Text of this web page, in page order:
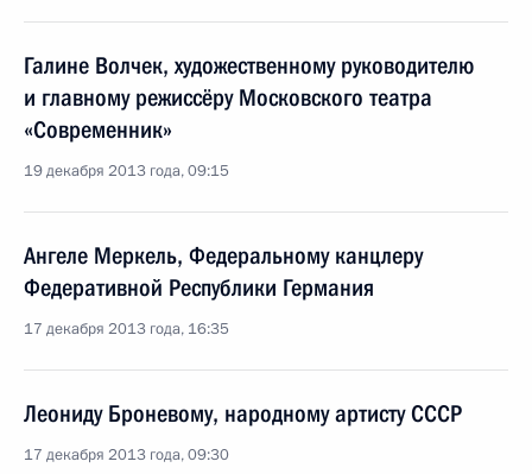
Галине Волчек, художественному руководителю
и главному режиссёру Московского театра
«Современник»
19 декабря 2013 года, 09:15
Ангеле Меркель, Федеральному канцлеру
Федеративной Республики Германия
17 декабря 2013 года, 16:35
Леониду Броневому, народному артисту СССР
17 декабря 2013 года, 09:30